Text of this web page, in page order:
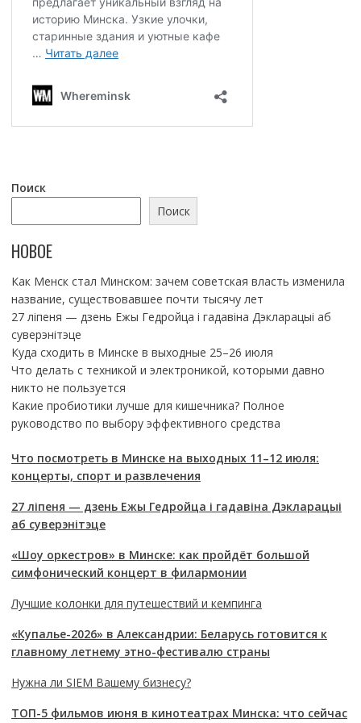
Поиск
Поиск
НОВОЕ
Как Менск стал Минском: зачем советская власть изменила
название, существовавшее почти тысячу лет
27 ліпеня — дзень Ежы Гедройца і гадавіна Дэкларацыі аб
суверэнітэце
Куда сходить в Минске в выходные 25–26 июля
Что делать с техникой и электроникой, которыми давно
никто не пользуется
Какие пробиотики лучше для кишечника? Полное
руководство по выбору эффективного средства
Что посмотреть в Минске на выходных 11–12 июля:
концерты, спорт и развлечения
27 ліпеня — дзень Ежы Гедройца і гадавіна Дэкларацыі
аб суверэнітэце
«Шоу оркестров» в Минске: как пройдёт большой
симфонический концерт в филармонии
Лучшие колонки для путешествий и кемпинга
«Купалье-2026» в Александрии: Беларусь готовится к
главному летнему этно-фестивалю страны
Нужна ли SIEM Вашему бизнесу?
ТОП-5 фильмов июня в кинотеатрах Минска: что сейчас